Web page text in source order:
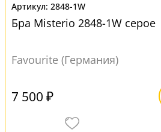
2848-1W
Бра Misterio 2848-1W серое
Favourite (Германия)
7 500 ₽